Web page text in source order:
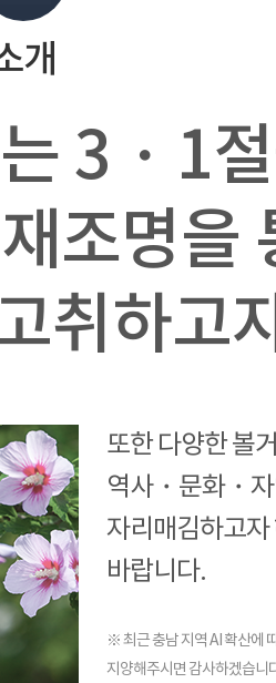
개
3・1
조명을
취하고
또한 다양한 볼
역사・문화・
자리매김하고자
바랍니다.
※ 최근 충남 지역 AI 확산에
지양해주시면 감사하겠습니